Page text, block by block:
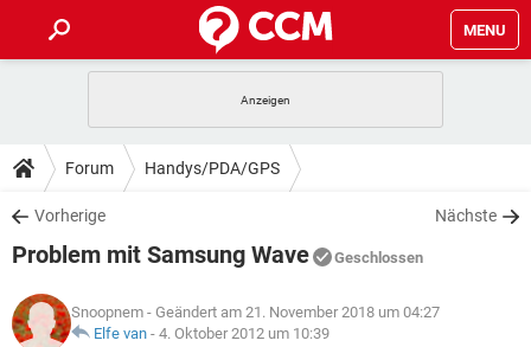
MENU
ANDROID IOS
WINDOWS 10
WHATSAPP TIKTOK
FACEBOOK
TIPPS & TRICKS
SPIELE STREAMING
WHATSAPP TIKTOK
DOWNLOADS
SPIELE STREAMING
ANDROID
WINDOWS 10 INSTAGRAM
SPIELE STREAMING
LEXIKON
Forum Handys/PDA/GPS
Vorherige Nächste
Problem mit Samsung Wave Geschlossen
Snoopnem - Geändert am 21. November 2018 um 04:27
Elfe van - 4. Oktober 2012 um 10:39